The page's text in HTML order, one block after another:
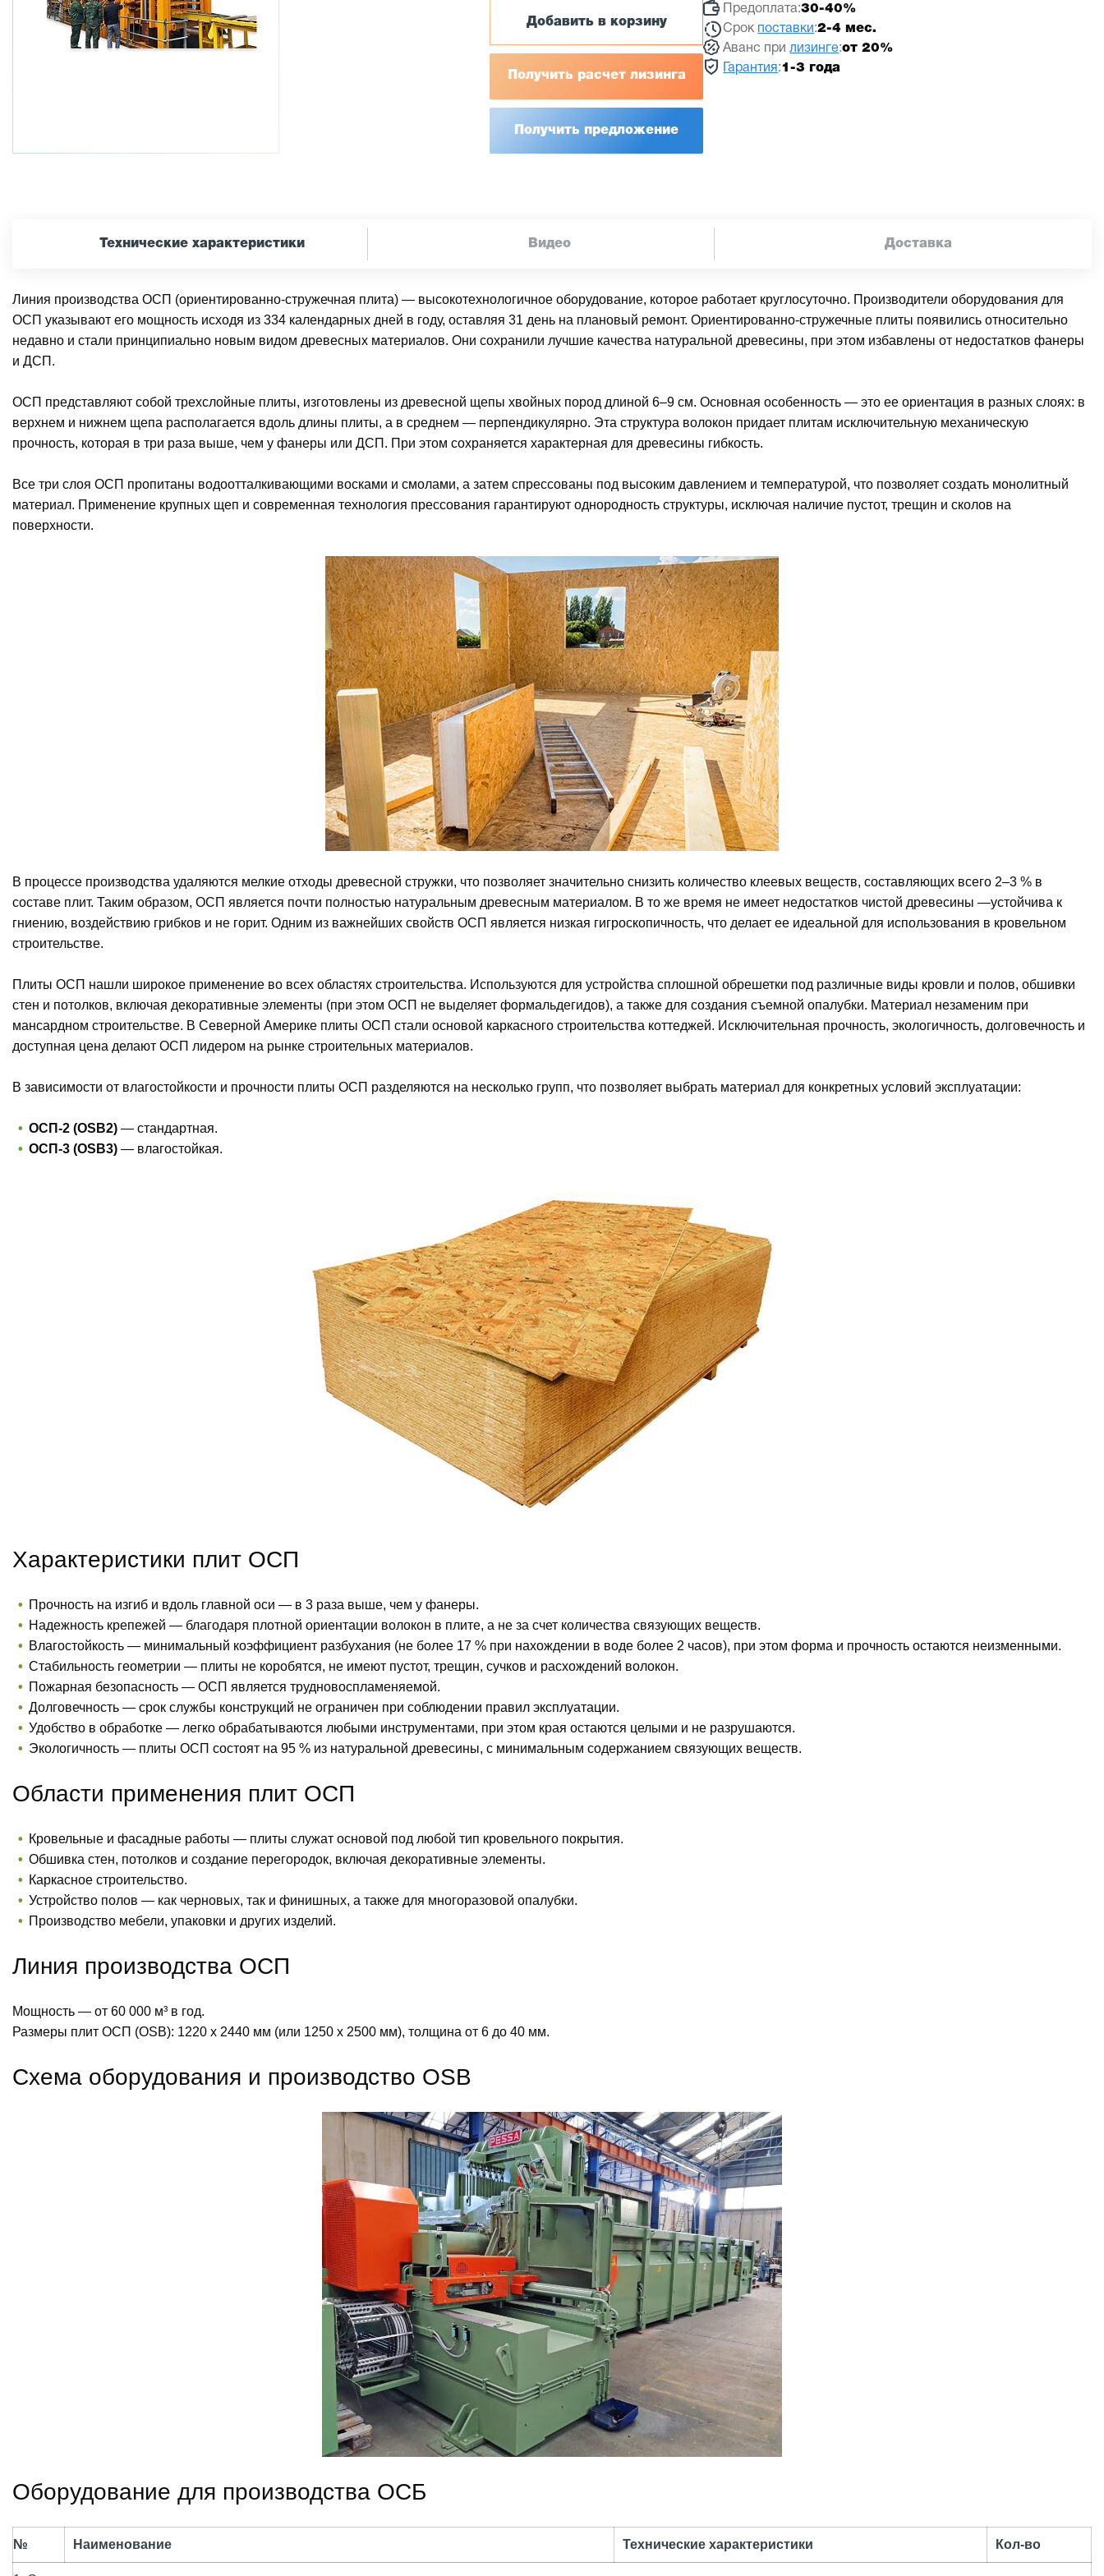
Добавить в корзину
Получить расчет лизинга
Получить предложение
Предоплата:30-40%
Срок поставки :2-4 мес.
Аванс прилизинге:от 20%
Гарантия :1-3 года
Технические характеристики Видео Доставка
Линия производства ОСП (ориентированно-стружечная плита) — высокотехнологичное оборудование, которое работает круглосуточно. Производители оборудования для
ОСП указывают его мощность исходя из 334 календарных дней в году, оставляя 31 день на плановый ремонт. Ориентированно-стружечные плиты появились относительно
недавно и стали принципиально новым видом древесных материалов. Они сохранили лучшие качества натуральной древесины, при этом избавлены от недостатков фанеры
и ДСП.
ОСП представляют собой трехслойные плиты, изготовлены из древесной щепы хвойных пород длиной 6–9 см. Основная особенность — это ее ориентация в разных слоях: в
верхнем и нижнем щепа располагается вдоль длины плиты, а в среднем — перпендикулярно. Эта структура волокон придает плитам исключительную механическую
прочность, которая в три раза выше, чем у фанеры или ДСП. При этом сохраняется характерная для древесины гибкость.
Все три слоя ОСП пропитаны водоотталкивающими восками и смолами, а затем спрессованы под высоким давлением и температурой, что позволяет создать монолитный
материал. Применение крупных щеп и современная технология прессования гарантируют однородность структуры, исключая наличие пустот, трещин и сколов на
поверхности.
В процессе производства удаляются мелкие отходы древесной стружки, что позволяет значительно снизить количество клеевых веществ, составляющих всего 2–3 % в
составе плит. Таким образом, ОСП является почти полностью натуральным древесным материалом. В то же время не имеет недостатков чистой древесины —устойчива к
гниению, воздействию грибков и не горит. Одним из важнейших свойств ОСП является низкая гигроскопичность, что делает ее идеальной для использования в кровельном
строительстве.
Плиты ОСП нашли широкое применение во всех областях строительства. Используются для устройства сплошной обрешетки под различные виды кровли и полов, обшивки
стен и потолков, включая декоративные элементы (при этом ОСП не выделяет формальдегидов), а также для создания съемной опалубки. Материал незаменим при
мансардном строительстве. В Северной Америке плиты ОСП стали основой каркасного строительства коттеджей. Исключительная прочность, экологичность, долговечность и
доступная цена делают ОСП лидером на рынке строительных материалов.
В зависимости от влагостойкости и прочности плиты ОСП разделяются на несколько групп, что позволяет выбрать материал для конкретных условий эксплуатации:
ОСП-2 (OSB2) — стандартная.
ОСП-3 (OSB3) — влагостойкая.
Характеристики плит ОСП
Прочность на изгиб и вдоль главной оси — в 3 раза выше, чем у фанеры.
Надежность крепежей — благодаря плотной ориентации волокон в плите, а не за счет количества связующих веществ.
Влагостойкость — минимальный коэффициент разбухания (не более 17 % при нахождении в воде более 2 часов), при этом форма и прочность остаются неизменными.
Стабильность геометрии — плиты не коробятся, не имеют пустот, трещин, сучков и расхождений волокон.
Пожарная безопасность — ОСП является трудновоспламеняемой.
Долговечность — срок службы конструкций не ограничен при соблюдении правил эксплуатации.
Удобство в обработке — легко обрабатываются любыми инструментами, при этом края остаются целыми и не разрушаются.
Экологичность — плиты ОСП состоят на 95 % из натуральной древесины, с минимальным содержанием связующих веществ.
Области применения плит ОСП
Кровельные и фасадные работы — плиты служат основой под любой тип кровельного покрытия.
Обшивка стен, потолков и создание перегородок, включая декоративные элементы.
Каркасное строительство.
Устройство полов — как черновых, так и финишных, а также для многоразовой опалубки.
Производство мебели, упаковки и других изделий.
Линия производства ОСП
Мощность — от 60 000 м³ в год.
Размеры плит ОСП (OSB): 1220 х 2440 мм (или 1250 х 2500 мм), толщина от 6 до 40 мм.
Схема оборудования и производство OSB
Оборудование для производства ОСБ
№ Наименование Технические характеристики Кол-во